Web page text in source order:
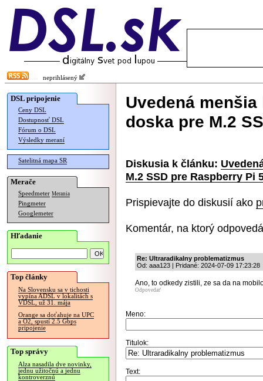
neprihlásený
DSL pripojenie
Ceny DSL
Dostupnosť DSL
Fórum o DSL
Výsledky meraní
Satelitná mapa SR
Merače
Speedmeter Merania
Pingmeter
Googlemeter
Hľadanie
Top články
Na Slovensku sa v tichosti
vypína ADSL v lokalitách s
VDSL, už 31. mája
Orange sa doťahuje na UPC
a O2, spustí 2.5 Gbps
pripojenie
Top správy
Alza nasadila dve novinky,
jednu užitočnú a jednu
kontroverznú
Uvedená
doska pre M.2
Diskusia k článku:
M.2 SSD pre Raspberry Pi
Prispievajte do diskusií ako
Komentár, na ktorý
Re: Ultraradikalny problematizmus
Od: aaa123 | Pridané: 2024-07-09 17:23:28
Ano, to odkedy zistili, ze sa da na
Odpovedať
Meno:
Titulok:
Text: